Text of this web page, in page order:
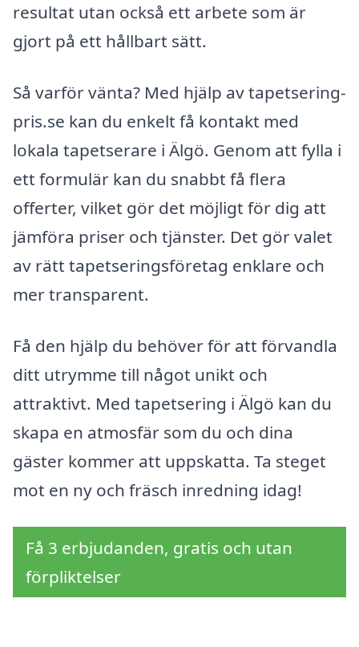
resultat utan också ett arbete som är
gjort på ett hållbart sätt.
Så varför vänta? Med hjälp av tapetsering-
pris.se kan du enkelt få kontakt med
lokala tapetserare i Älgö. Genom att fylla i
ett formulär kan du snabbt få flera
offerter, vilket gör det möjligt för dig att
jämföra priser och tjänster. Det gör valet
av rätt tapetseringsföretag enklare och
mer transparent.
Få den hjälp du behöver för att förvandla
ditt utrymme till något unikt och
attraktivt. Med tapetsering i Älgö kan du
skapa en atmosfär som du och dina
gäster kommer att uppskatta. Ta steget
mot en ny och fräsch inredning idag!
Få 3 erbjudanden, gratis och utan
förpliktelser